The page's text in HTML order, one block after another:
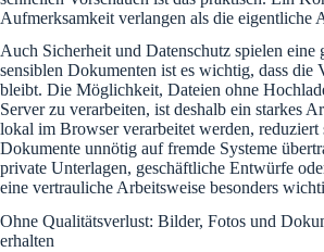
Aufmerksamkeit verlangen als die eigentliche
Auch Sicherheit und Datenschutz spielen eine
sensiblen Dokumenten ist es wichtig, dass die
bleibt. Die Möglichkeit, Dateien ohne
Server zu verarbeiten, ist deshalb ein starkes
lokal im Browser verarbeitet werden, reduziert
Dokumente unnötig auf fremde Systeme
private Unterlagen, geschäftliche Entwürfe
eine vertrauliche Arbeitsweise besonders
Ohne Qualitätsverlust: Bilder, Fotos und
erhalten